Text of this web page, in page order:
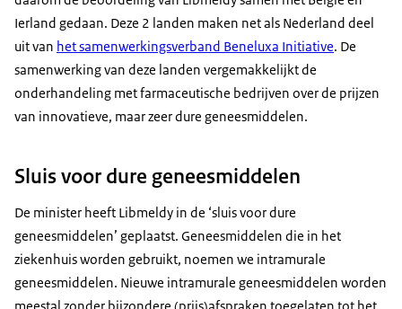
Ierland gedaan. Deze 2 landen maken net als Nederland deel
uit van het samenwerkingsverband Beneluxa Initiative. De
samenwerking van deze landen vergemakkelijkt de
onderhandeling met farmaceutische bedrijven over de prijzen
van innovatieve, maar zeer dure geneesmiddelen.
Sluis voor dure geneesmiddelen
De minister heeft Libmeldy in de ‘sluis voor dure
geneesmiddelen’ geplaatst. Geneesmiddelen die in het
ziekenhuis worden gebruikt, noemen we intramurale
geneesmiddelen. Nieuwe intramurale geneesmiddelen worden